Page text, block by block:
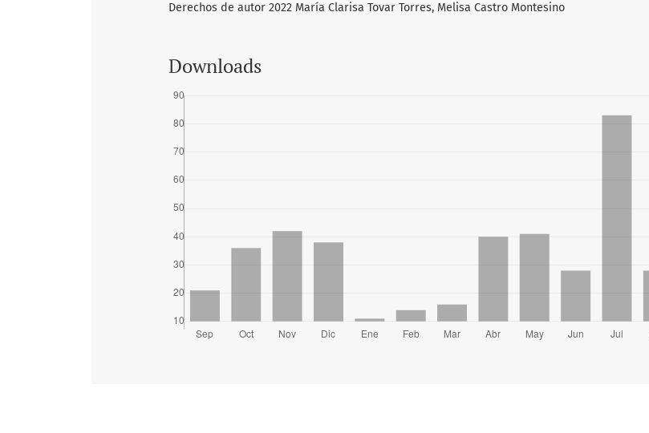
Derechos de autor 2022 María Clarisa Tovar Torres, Melisa Castro Montesino
Downloads